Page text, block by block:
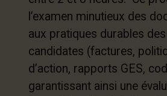
l’examen minutieux des
aux pratiques durables
candidates (factures,
d’action, rapports GES,
garantissant ainsi une